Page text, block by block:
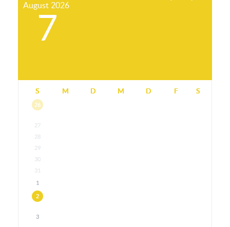
August 2026
7
S M D M D F S
26
27
28
29
30
31
1
2
3